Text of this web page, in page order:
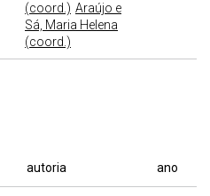
(coord.) Araújo e
Sá, Maria Helena
(coord.)
autoria ano